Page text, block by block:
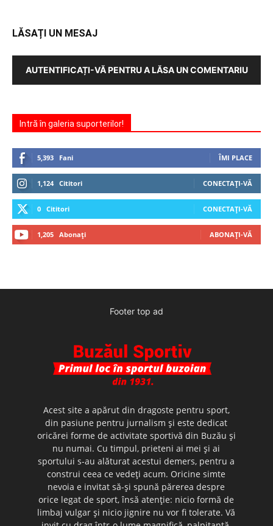
LĂSAȚI UN MESAJ
AUTENTIFICAȚI-VĂ PENTRU A LĂSA UN COMENTARIU
Intră în galeria suporterilor!
5,393 Fani ÎMI PLACE
1,124 Cititori CONECTAȚI-VĂ
0 Cititori CONECTAȚI-VĂ
1,205 Abonați ABONAȚI-VĂ
Footer top ad
Acest site a apărut din dragoste pentru sport,
din pasiune pentru jurnalism şi este dedicat
oricărei forme de activitate sportivă din Buzău şi
nu numai. Cu timpul, prieteni ai mei şi ai
sportului s-au alăturat acestui demers, pentru a
construi ceea ce vedeţi acum. Oricine simte
nevoia e invitat să-şi spună părerea despre
orice legat de sport, însă atenţie: nicio formă de
limbaj vulgar şi nicio jignire nu vor fi tolerate. Vă